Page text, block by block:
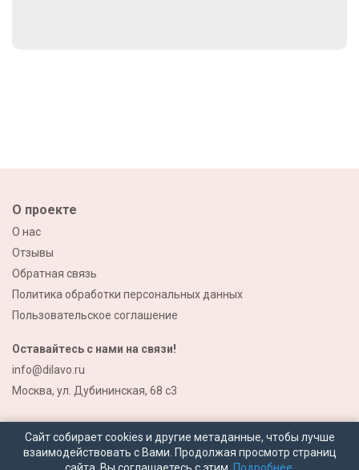
О проекте
О нас
Отзывы
Обратная связь
Политика обработки персональных данных
Пользовательское соглашение
Оставайтесь с нами на связи!
info@dilavo.ru
Москва, ул. Дубининская, 68 с3
Сайт собирает cookies и другие метаданные, чтобы лучше
взаимодействовать с Вами. Продолжая просмотр страниц